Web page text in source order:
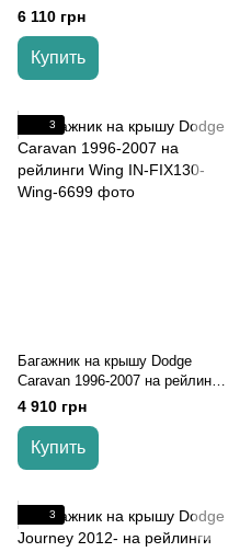
6 110 грн
Купить
3
Багажник на крышу Dodge
Caravan 1996-2007 на рейлинги
Wing
4 910 грн
Купить
3